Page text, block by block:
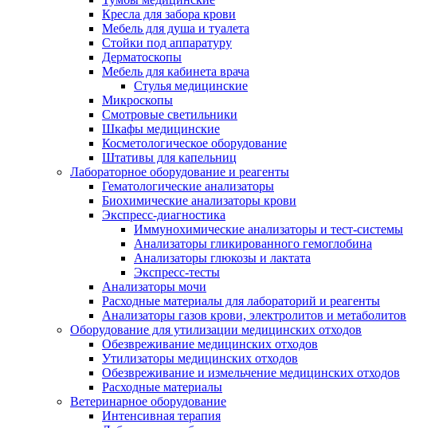
Кресла для забора крови
Мебель для душа и туалета
Стойки под аппаратуру
Дерматоскопы
Мебель для кабинета врача
Стулья медицинские
Микроскопы
Смотровые светильники
Шкафы медицинские
Косметологическое оборудование
Штативы для капельниц
Лабораторное оборудование и реагенты
Гематологические анализаторы
Биохимические анализаторы крови
Экспресс-диагностика
Иммунохимические анализаторы и тест-системы
Анализаторы гликированного гемоглобина
Анализаторы глюкозы и лактата
Экспресс-тесты
Анализаторы мочи
Расходные материалы для лабораторий и реагенты
Анализаторы газов крови, электролитов и метаболитов
Оборудование для утилизации медицинских отходов
Обезвреживание медицинских отходов
Утилизаторы медицинских отходов
Обезвреживание и измельчение медицинских отходов
Расходные материалы
Ветеринарное оборудование
Интенсивная терапия